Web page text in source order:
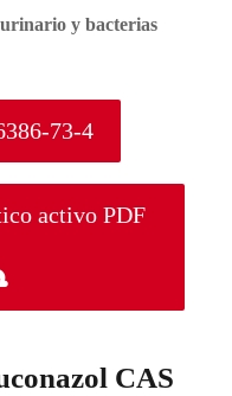
y bacterias
73-4
activo PDF
CAS